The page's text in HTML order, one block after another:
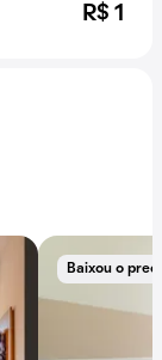
R$ 1
Baixou o